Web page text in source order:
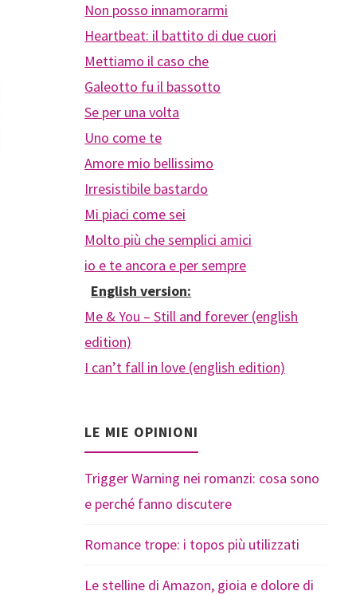
Non posso innamorarmi
Heartbeat: il battito di due cuori
Mettiamo il caso che
Galeotto fu il bassotto
Se per una volta
Uno come te
Amore mio bellissimo
Irresistibile bastardo
Mi piaci come sei
Molto più che semplici amici
io e te ancora e per sempre
English version:
Me & You – Still and forever (english
edition)
I can’t fall in love (english edition)
LE MIE OPINIONI
Trigger Warning nei romanzi: cosa sono
e perché fanno discutere
Romance trope: i topos più utilizzati
Le stelline di Amazon, gioia e dolore di